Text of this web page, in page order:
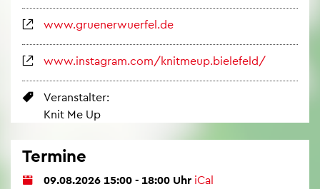
www.​gru​ener​wuer​fel.​de
www.​instagram.​com/​knitmeup.​bielefeld/
Ver­an­stal­ter:
Knit Me Up
Ter­mi­ne
09.08.2026 15:00 - 18:00 Uhr iCal